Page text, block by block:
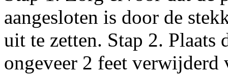
aangesloten is door de
uit te zetten. Stap 2.
ongeveer 2 feet